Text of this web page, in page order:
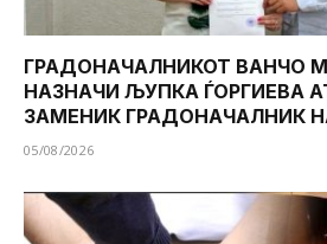
ГРАДОНАЧАЛНИКОТ ВАНЧО
НАЗНАЧИ ЉУПКА ЃОРГИЕВА
ЗАМЕНИК ГРАДОНАЧАЛНИК
05/08/2026